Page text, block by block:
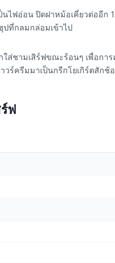
นไฟอ่อน ปิดฝาหม้อเคี่ยวต่ออี
ที่กลมกล่อมเข้าไป
ส่ชามเสิร์ฟขณะร้อนๆ เพื่อก
วร์ครีมมาเป็นกรีกโยเกิร์ตสัก
ฟ